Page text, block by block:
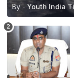
By - Youth India